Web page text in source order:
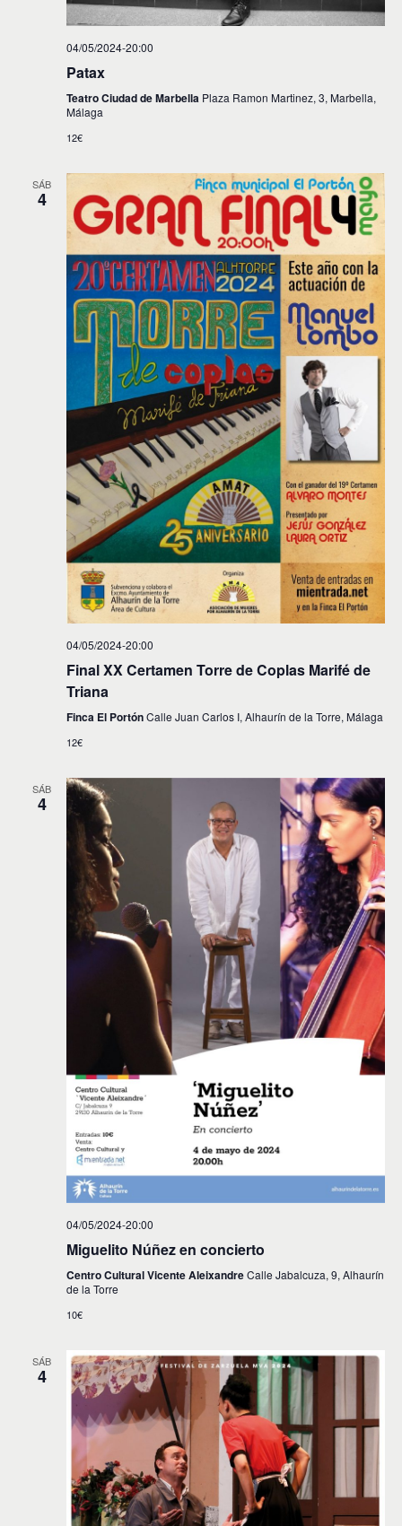
04/05/2024-20:00
Patax
Teatro Ciudad de Marbella Plaza Ramon Martinez, 3, Marbella,
Málaga
12€
SÁB
4
04/05/2024-20:00
Final XX Certamen Torre de Coplas Marifé de
Triana
Finca El PortónCalle Juan Carlos I, Alhaurín de la Torre, Málaga
12€
SÁB
4
04/05/2024-20:00
Miguelito Núñez en concierto
Centro Cultural Vicente AleixandreCalle Jabalcuza, 9, Alhaurín
de la Torre
10€
SÁB
4